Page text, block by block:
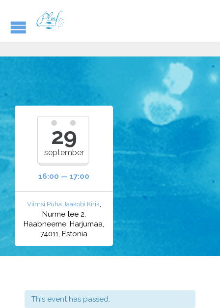
29
september
16:00 — 17:00
Viimsi Püha Jaakobi Kirik,
Nurme tee 2,
Haabneeme, Harjumaa,
74011, Estonia
This event has passed.